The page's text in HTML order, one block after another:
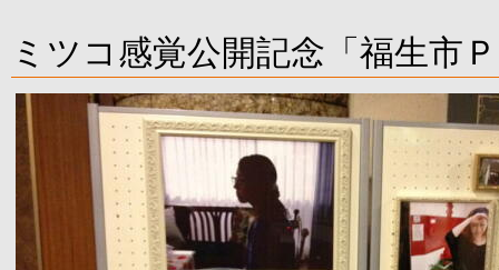
ミツコ感覚公開記念「福生市